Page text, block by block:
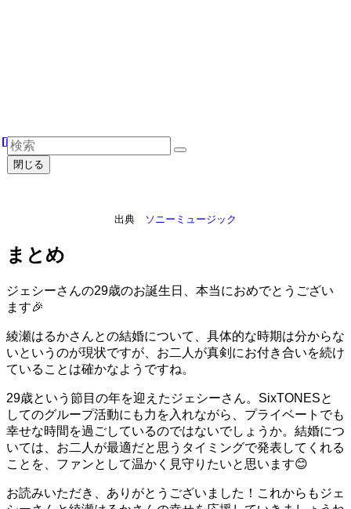
出典 ソニーミュージック
まとめ
ジェシーさんの29歳のお誕生日、本当におめでとうござい
ます🎉
綾瀬はるかさんとの結婚について、具体的な時期は分からな
いというのが現状ですが、お二人が真剣にお付き合いを続け
ていることは確かなようですね。
29歳という節目の年を迎えたジェシーさん。SixTONESと
してのグループ活動にも力を入れながら、プライベートでも
幸せな時間を過ごしているのではないでしょうか。結婚につ
いては、お二人が最適だと思うタイミングで発表してくれる
ことを、ファンとして温かく見守りたいと思います😊
お読みいただき、ありがとうございました！これからもジェ
閉じる